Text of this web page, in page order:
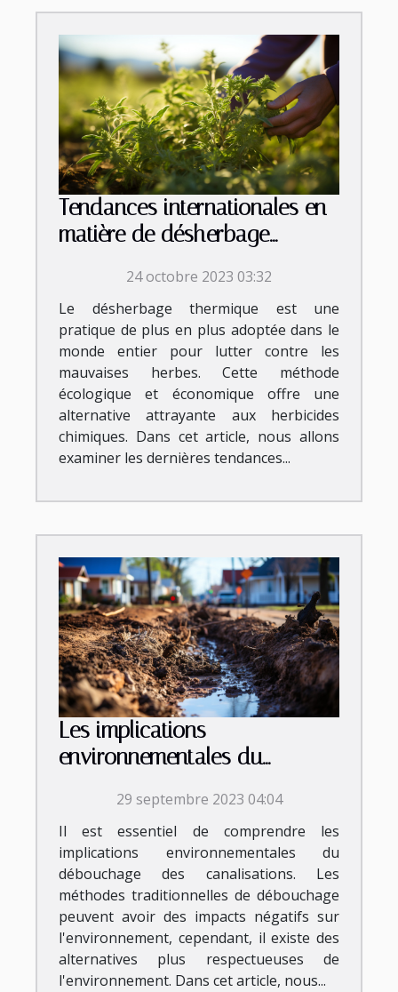
Tendances internationales en
matière de désherbage
24 octobre 2023 03:32
Le désherbage thermique est une
pratique de plus en plus adoptée dans le
monde entier pour lutter contre les
mauvaises herbes. Cette méthode
écologique et économique offre une
alternative attrayante aux herbicides
chimiques. Dans cet article, nous allons
examiner les dernières tendances...
Les implications
environnementales du
canalisations
29 septembre 2023 04:04
Il est essentiel de comprendre les
implications environnementales du
débouchage des canalisations. Les
méthodes traditionnelles de débouchage
peuvent avoir des impacts négatifs sur
l'environnement, cependant, il existe des
alternatives plus respectueuses de
l'environnement. Dans cet article, nous...